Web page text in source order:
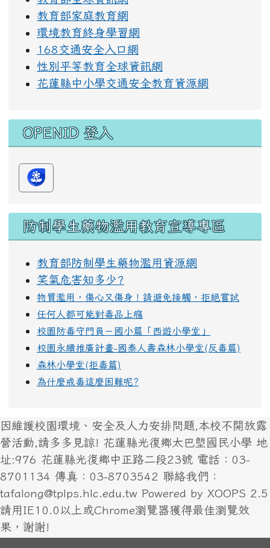
教育部家庭教育網
環境教育終身學習網
168交通安全入口網
性別平等教育全球資訊網
花蓮縣中小學交通安全教育資源網
OPENID 登入
防制學生藥物濫用教育宣導專區
教育部防制學生藥物濫用資源網
笑氣危害知多少?
物質濫用，傷心又傷身！請避免接觸，拒絕嘗試
任何人都可能對毒品上癮
校園防毒守門員－國小篇「西遊小學堂」
校園永續推廣計畫-國泰人壽森林小學堂(反毒篇)
森林小學堂(拒毒篇)
為什麼戒毒這麼困難呢?
因維護校園環境、安全及人力安排問題,本校不開放露
營活動,請多多見諒! 花蓮縣光復鄉太巴塱國民小學 地
址:976 花蓮縣光復鄉中正路二段23號 電話：03-
8701134 傳真：03-8703542 聯絡我們：
tafalong@tplps.hlc.edu.tw Powered by XOOPS 2.5
請用IE10.0以上或Chrome瀏覽器獲得最佳瀏覽效
果，謝謝!